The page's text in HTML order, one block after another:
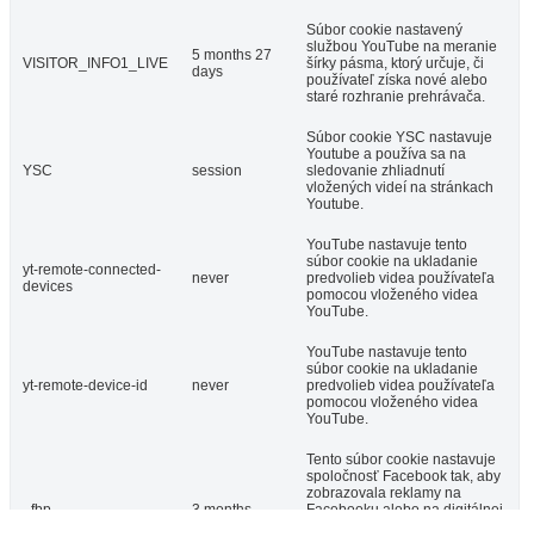
VISITOR_INFO1_LIVE
5 months 27
days
Súbor cookie nastavený
službou YouTube na meranie
šírky pásma, ktorý určuje, či
používateľ získa nové alebo
staré rozhranie prehrávača.
YSC session
Súbor cookie YSC nastavuje
Youtube a používa sa na
sledovanie zhliadnutí
vložených videí na stránkach
Youtube.
yt-remote-connected-
devices
never
YouTube nastavuje tento
súbor cookie na ukladanie
predvolieb videa používateľa
pomocou vloženého videa
YouTube.
yt-remote-device-id never
YouTube nastavuje tento
súbor cookie na ukladanie
predvolieb videa používateľa
pomocou vloženého videa
YouTube.
_fbp 3 months
Tento súbor cookie nastavuje
spoločnosť Facebook tak, aby
zobrazovala reklamy na
Facebooku alebo na digitálnej